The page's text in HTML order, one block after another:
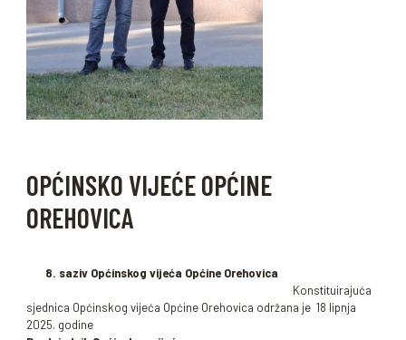
OPĆINSKO VIJEĆE OPĆINE
OREHOVICA
8. saziv Općinskog vijeća Općine Orehovica
Konstituirajuća
sjednica Općinskog vijeća Općine Orehovica održana je 18 lipnja
2025. godine